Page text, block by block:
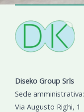
Diseko Group Srls
Sede amministrativa:
Via Augusto Righi, 1